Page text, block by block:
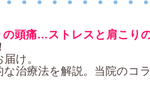
の頭痛…ストレスと肩こり
け。
治療法を解説。当院のコ